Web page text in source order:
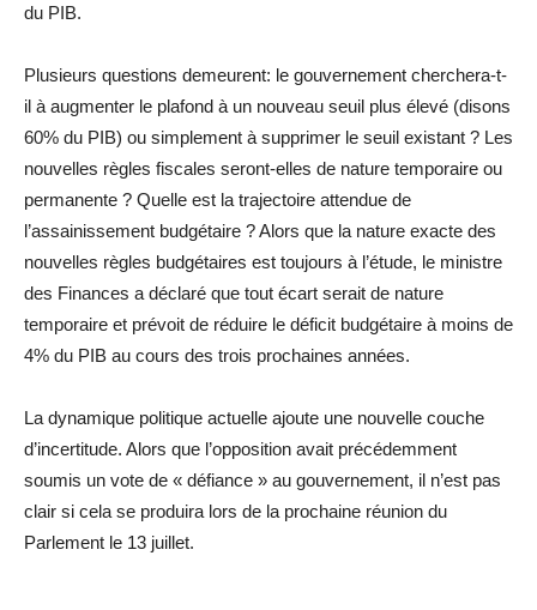
du PIB.
Plusieurs questions demeurent: le gouvernement cherchera-t-
il à augmenter le plafond à un nouveau seuil plus élevé (disons
60% du PIB) ou simplement à supprimer le seuil existant ? Les
nouvelles règles fiscales seront-elles de nature temporaire ou
permanente ? Quelle est la trajectoire attendue de
l’assainissement budgétaire ? Alors que la nature exacte des
nouvelles règles budgétaires est toujours à l’étude, le ministre
des Finances a déclaré que tout écart serait de nature
temporaire et prévoit de réduire le déficit budgétaire à moins de
4% du PIB au cours des trois prochaines années.
La dynamique politique actuelle ajoute une nouvelle couche
d’incertitude. Alors que l’opposition avait précédemment
soumis un vote de « défiance » au gouvernement, il n’est pas
clair si cela se produira lors de la prochaine réunion du
Parlement le 13 juillet.